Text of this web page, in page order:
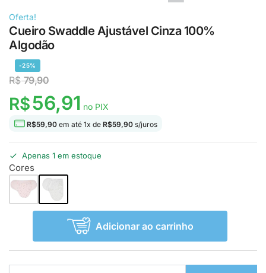
Oferta!
Cueiro Swaddle Ajustável Cinza 100%
Algodão
-25%
R$79,90
R$56,91 no PIX
R$59,90 em até 1x de R$59,90 s/juros
Apenas 1 em estoque
Cores
Adicionar ao carrinho